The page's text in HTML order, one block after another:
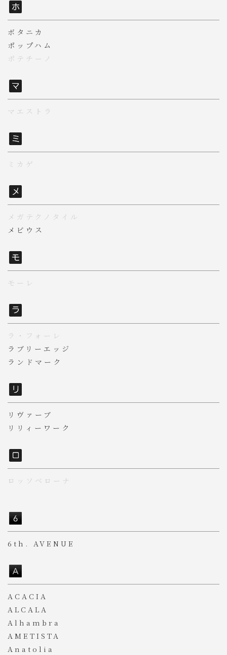
ボタニカ
ポップハム
ポテチーノ
マエストラ
ミカゲ
メガテクノタイル
メビウス
モーレ
ラ・フォーレ
ラブリーエッジ
ランドマーク
リヴァーブ
リリィーワーク
ロッソベローナ
6th. AVENUE
ACACIA
ALCALA
Alhambra
AMETISTA
Anatolia